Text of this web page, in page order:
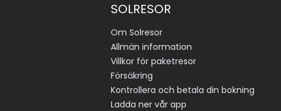
SOLRESOR
Om Solresor
Allmän information
Villkor för paketresor
Försäkring
Kontrollera och betala din bokning
Ladda ner vår app